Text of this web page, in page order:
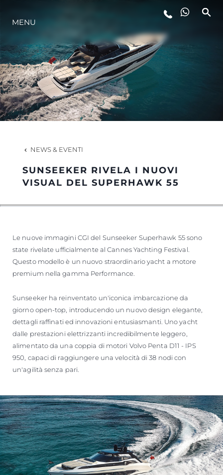
INNOVAZIONE
L'AZIENDA
VALUTA LA TUA IMBARCAZIONE
MENU
NEWS & EVENTI
SUNSEEKER RIVELA I NUOVI
VISUAL DEL SUPERHAWK 55
Le nuove immagini CGI del Sunseeker Superhawk 55 sono
state rivelate ufficialmente al Cannes Yachting Festival.
Questo modello è un nuovo straordinario yacht a motore
premium nella gamma Performance.
Sunseeker ha reinventato un'iconica imbarcazione da
giorno open-top, introducendo un nuovo design elegante,
dettagli raffinati ed innovazioni entusiasmanti. Uno yacht
dalle prestazioni elettrizzanti incredibilmente leggero,
alimentato da una coppia di motori Volvo Penta D11 - IPS
950, capaci di raggiungere una velocità di 38 nodi con
un'agilità senza pari.